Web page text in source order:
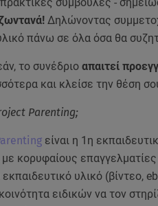
Δηλώνοντας
πάνω σε όλα όσα θα
το συνέδριο απαιτεί
και κλείσε την θέση
Parenting;
είναι η 1η
κορυφαίους
υλικό (βίντεο,
ειδικών να τον